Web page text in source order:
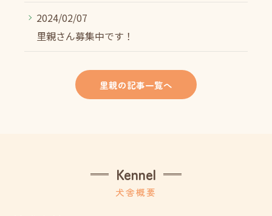
2024/02/07
里親さん募集中です！
里親の記事一覧へ
Kennel
犬舎概要